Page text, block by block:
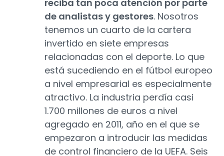
reciba tan poca atención por parte
de analistas y gestores. Nosotros
tenemos un cuarto de la cartera
invertido en siete empresas
relacionadas con el deporte. Lo que
está sucediendo en el fútbol europeo
a nivel empresarial es especialmente
atractivo. La industria perdía casi
1.700 millones de euros a nivel
agregado en 2011, año en el que se
empezaron a introducir las medidas
de control financiero de la UEFA. Seis